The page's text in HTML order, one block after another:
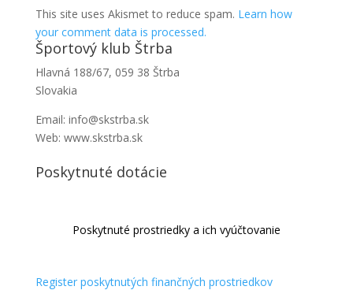
This site uses Akismet to reduce spam. Learn how
your comment data is processed.
Športový klub Štrba
Hlavná 188/67, 059 38 Štrba
Slovakia
Email: info@skstrba.sk
Web: www.skstrba.sk
Poskytnuté dotácie
Poskytnuté prostriedky a ich vyúčtovanie
Register poskytnutých finančných prostriedkov